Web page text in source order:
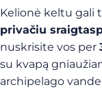
Kelionė keltu gali
privačiu
nuskrisite vos per
su kvapą
archipelago